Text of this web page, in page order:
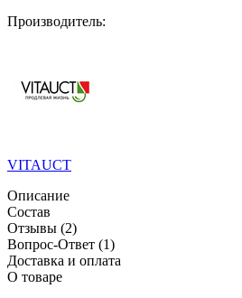
Производитель:
VITAUCT
Описание
Состав
Отзывы (2)
Вопрос-Ответ (1)
Доставка и оплата
О товаре